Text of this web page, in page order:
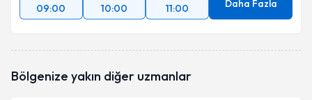
09:00 10:00 11:00 Daha Fazla
Bölgenize yakın diğer uzmanlar